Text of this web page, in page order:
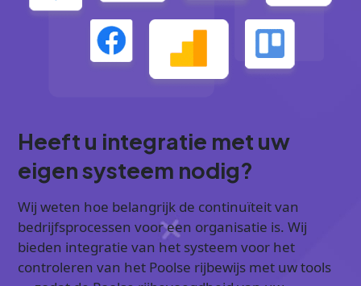
Heeft u integratie met uw
eigen systeem nodig?
Wij weten hoe belangrijk de continuïteit van
bedrijfsprocessen voor een organisatie is. Wij
bieden integratie van het systeem voor het
controleren van het Poolse rijbewijs met uw tools